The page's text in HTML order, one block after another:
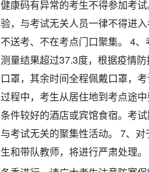
健康码有异常的考生不得参加考
验，与考试无关人员一律不得进
不送考、不在考点门口聚集。 4
测量结果超过37.3度，根据疫情
口罩，其余时间全程佩戴口罩，
过程中，考生从居住地到考点途
条件较好的酒店或宾馆食宿。考
与考试无关的聚集性活动。 7、
生和带队教师，将进行严肃处理